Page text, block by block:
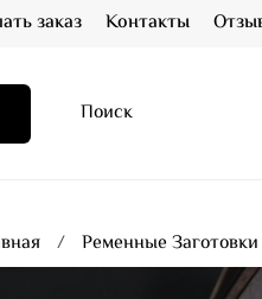
заказ Контакты
Ременные Заготовки